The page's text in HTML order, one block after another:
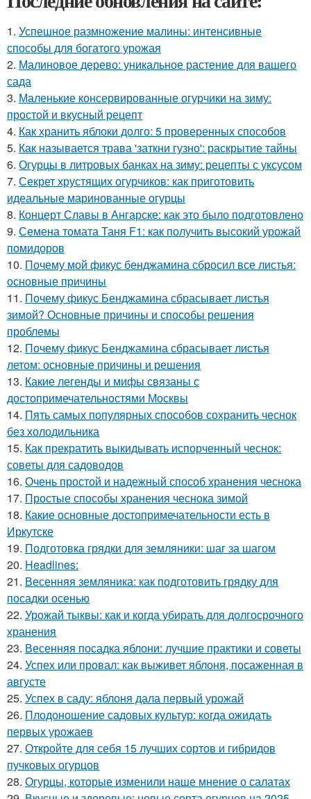
1. Успешное размножение малины: интенсивные
способы для богатого урожая
2. Малиновое дерево: уникальное растение для вашего
сада
3. Маленькие консервированные огурчики на зиму:
простой и вкусный рецепт
4. Как хранить яблоки долго: 5 проверенных способов
5. Как называется трава 'заткни гузно': раскрытие тайны
6. Огурцы в литровых банках на зиму: рецепты с уксусом
7. Секрет хрустящих огурчиков: как приготовить
идеальные маринованные огурцы
8. Концерт Славы в Ангарске: как это было подготовлено
9. Семена томата Таня F1: как получить высокий урожай
помидоров
10. Почему мой фикус бенджамина сбросил все листья:
основные причины
11. Почему фикус Бенджамина сбрасывает листья
зимой? Основные причины и способы решения
проблемы
12. Почему фикус Бенджамина сбрасывает листья
летом: основные причины и решения
13. Какие легенды и мифы связаны с
достопримечательностями Москвы
14. Пять самых популярных способов сохранить чеснок
без холодильника
15. Как прекратить выкидывать испорченный чеснок:
советы для садоводов
16. Очень простой и надежный способ хранения чеснока
17. Простые способы хранения чеснока зимой
18. Какие основные достопримечательности есть в
Иркутске
19. Подготовка грядки для земляники: шаг за шагом
20. Headlines:
21. Весенняя земляника: как подготовить грядку для
посадки осенью
22. Урожай тыквы: как и когда убирать для долгосрочного
хранения
23. Весенняя посадка яблони: лучшие практики и советы
24. Успех или провал: как выживет яблоня, посаженная в
августе
25. Успех в саду: яблоня дала первый урожай
26. Плодоношение садовых культур: когда ожидать
первых урожаев
27. Откройте для себя 15 лучших сортов и гибридов
пучковых огурцов
28. Огурцы, которые изменили наше мнение о салатах